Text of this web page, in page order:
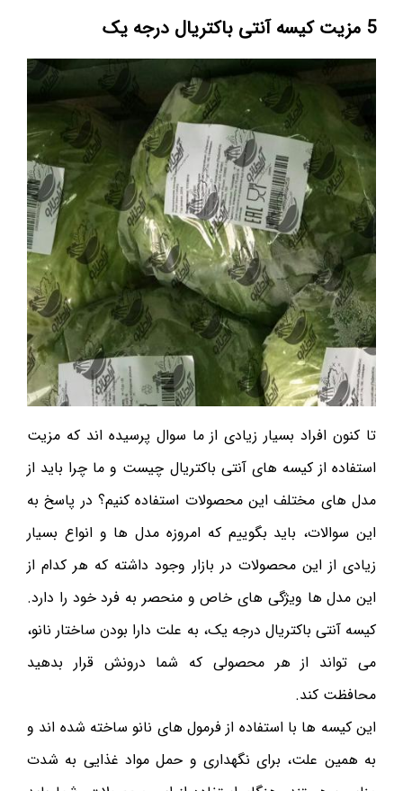
5 مزیت کیسه آنتی باکتریال درجه یک
تا کنون افراد بسیار زیادی از ما سوال پرسیده اند که مزیت
استفاده از کیسه های آنتی باکتریال چیست و ما چرا باید از
مدل های مختلف این محصولات استفاده کنیم؟ در پاسخ به
این سوالات، باید بگوییم که امروزه مدل ها و انواع بسیار
زیادی از این محصولات در بازار وجود داشته که هر کدام از
این مدل ها ویژگی های خاص و منحصر به فرد خود را دارد.
کیسه آنتی باکتریال درجه یک، به علت دارا بودن ساختار نانو،
می تواند از هر محصولی که شما درونش قرار بدهید
محافظت کند.
این کیسه ها با استفاده از فرمول های نانو ساخته شده اند و
به همین علت، برای نگهداری و حمل مواد غذایی به شدت